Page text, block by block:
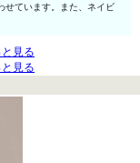
せています。また、ネイビ
見る
見る